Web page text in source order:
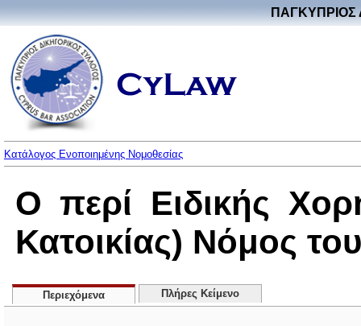
ΠΑΓΚΥΠΡΙΟΣ
Κατάλογος Ενοποιημένης Νομοθεσίας
Ο περί Ειδικής
Κατοικίας) Νόμος
Περιεχόμενα Πλήρες Κείμενο